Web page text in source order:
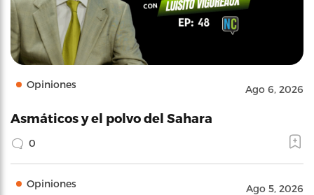
Opiniones Ago 6, 2026
Asmáticos y el polvo del Sahara
0
Opiniones Ago 5, 2026